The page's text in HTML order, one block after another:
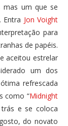
mas um que se
Entra Jon Voight
para
de papéis.
aceitou estrelar
um dos
refrescada
como “Midnight
e se coloca
do novato